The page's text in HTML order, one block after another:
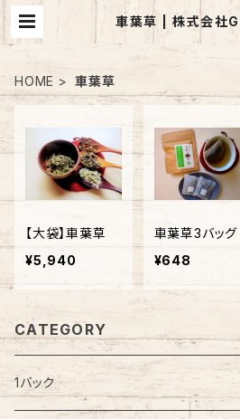
車葉草 | 株式会社
HOME 車葉草
【大袋】車葉草
¥5,940
車葉草3バッグ
¥648
CATEGORY
1バック